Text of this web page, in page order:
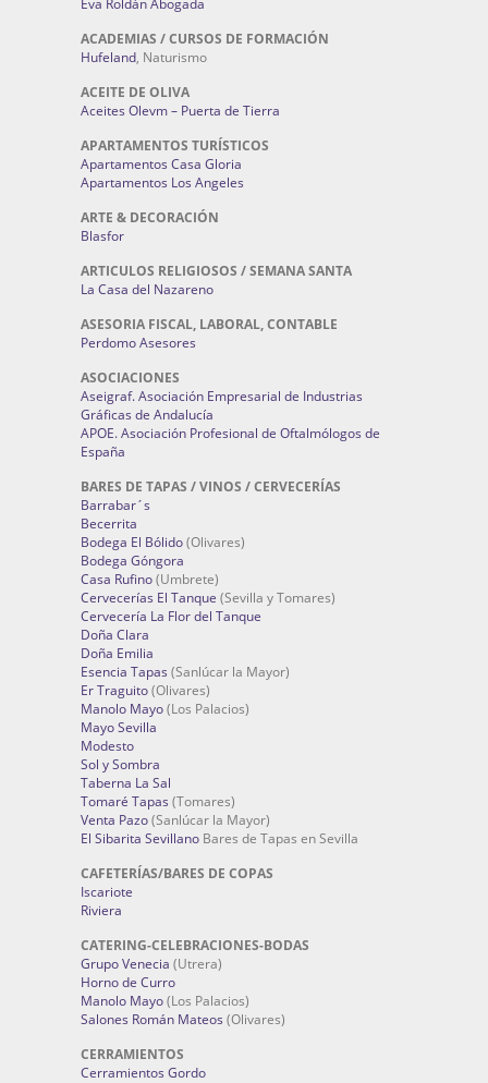
Eva Roldán Abogada
ACADEMIAS / CURSOS DE FORMACIÓN
Hufeland, Naturismo
ACEITE DE OLIVA
Aceites Olevm – Puerta de Tierra
APARTAMENTOS TURÍSTICOS
Apartamentos Casa Gloria
Apartamentos Los Angeles
ARTE & DECORACIÓN
Blasfor
ARTICULOS RELIGIOSOS / SEMANA SANTA
La Casa del Nazareno
ASESORIA FISCAL, LABORAL, CONTABLE
Perdomo Asesores
ASOCIACIONES
Aseigraf. Asociación Empresarial de Industrias
Gráficas de Andalucía
APOE. Asociación Profesional de Oftalmólogos de
España
BARES DE TAPAS / VINOS / CERVECERÍAS
Barrabar´s
Becerrita
Bodega El Bólido(Olivares)
Bodega Góngora
Casa Rufino(Umbrete)
Cervecerías El Tanque (Sevilla y Tomares)
Cervecería La Flor del Tanque
Doña Clara
Doña Emilia
Esencia Tapas (Sanlúcar la Mayor)
Er Traguito(Olivares)
Manolo Mayo(Los Palacios)
Mayo Sevilla
Modesto
Sol y Sombra
Taberna La Sal
Tomaré Tapas (Tomares)
Venta Pazo(Sanlúcar la Mayor)
El Sibarita Sevillano Bares de Tapas en Sevilla
CAFETERÍAS/BARES DE COPAS
Iscariote
Riviera
CATERING-CELEBRACIONES-BODAS
Grupo Venecia (Utrera)
Horno de Curro
Manolo Mayo(Los Palacios)
Salones Román Mateos (Olivares)
CERRAMIENTOS
Cerramientos Gordo